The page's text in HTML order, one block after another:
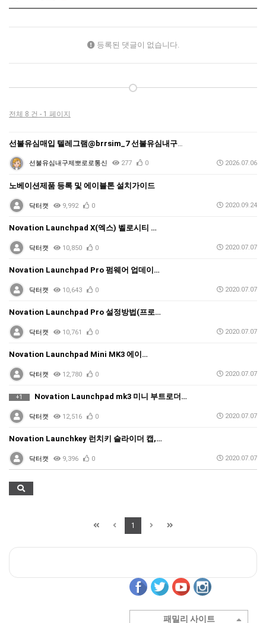
등록된 댓글이 없습니다.
전체 8 건 - 1 페이지
선불유심매입 텔레그램@brrsim_7 선불유심내구제 뽀…
선불유심내구제뽀로로통신 277 0 2026.07.06
노베이션제품 등록 및 에이블톤 설치가이드
닥터캣 9,992 0 2020.09.24
Novation Launchpad X(엑스) 벨로시티 …
닥터캣 10,850 0 2020.07.07
Novation Launchpad Pro 펌웨어 업데이…
닥터캣 10,643 0 2020.07.07
Novation Launchpad Pro 설정방법(프로…
닥터캣 10,761 0 2020.07.07
Novation Launchpad Mini MK3 에이…
닥터캣 12,780 0 2020.07.07
+1 Novation Launchpad mk3 미니 부트로더…
닥터캣 12,516 0 2020.07.07
Novation Launchkey 런치키 슬라이더 캡,…
닥터캣 9,396 0 2020.07.07
1
패밀리 사이트